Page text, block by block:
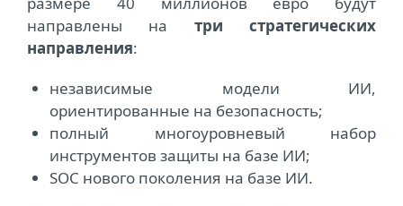
направлены на три стратегических
направления:
независимые модели ИИ,
ориентированные на безопасность;
полный многоуровневый набор
инструментов защиты на базе ИИ;
SOC нового поколения на базе ИИ.